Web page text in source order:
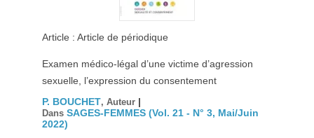
Article : Article de périodique
Examen médico-légal d’une victime d’agression
sexuelle, l’expression du consentement
P. BOUCHET, Auteur |
Dans SAGES-FEMMES (Vol. 21 - N° 3, Mai/Juin
2022)